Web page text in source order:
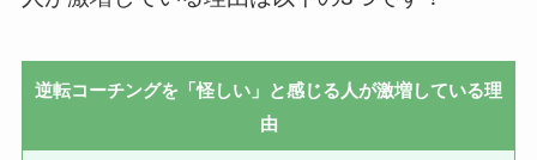
逆転コーチングを「怪しい」と感じる人が激増している理
由